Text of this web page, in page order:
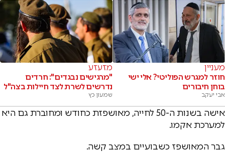
מעניין
חוזר למגרש הפוליטי? אלי ישי
בוחן חיבורים
אבי יעקב
מזעזע
"מרגישים נבגדים": חרדים
נדרשים לשרת לצד חיילות בצה"ל
שמעון כץ
אישה בשנות ה-50 לחייה, מאושפזת כחודש ומחוברת גם היא
למערכת אקמו.
גבר המאושפז כשבועיים במצב קשה.